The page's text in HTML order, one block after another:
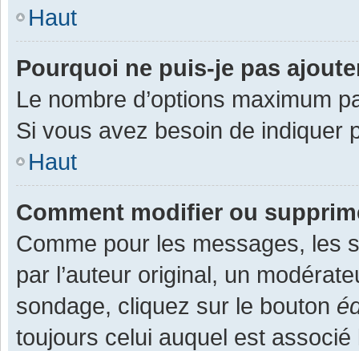
Haut
Pourquoi ne puis-je pas
Le nombre d’options maximum
Si vous avez besoin de indiquer
Haut
Comment modifier ou
Comme pour les messages, les
par l’auteur original, un
sondage, cliquez sur le bouton
toujours celui auquel est associé